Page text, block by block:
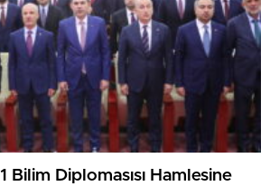
Bilim Diplomasısı Hamlesine